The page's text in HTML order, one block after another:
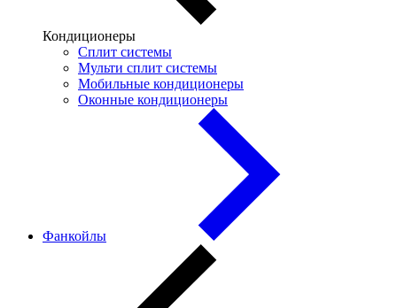
Кондиционеры
Сплит системы
Мульти сплит системы
Мобильные кондиционеры
Оконные кондиционеры
Фанкойлы